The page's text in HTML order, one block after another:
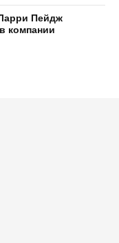
Пейдж
компании